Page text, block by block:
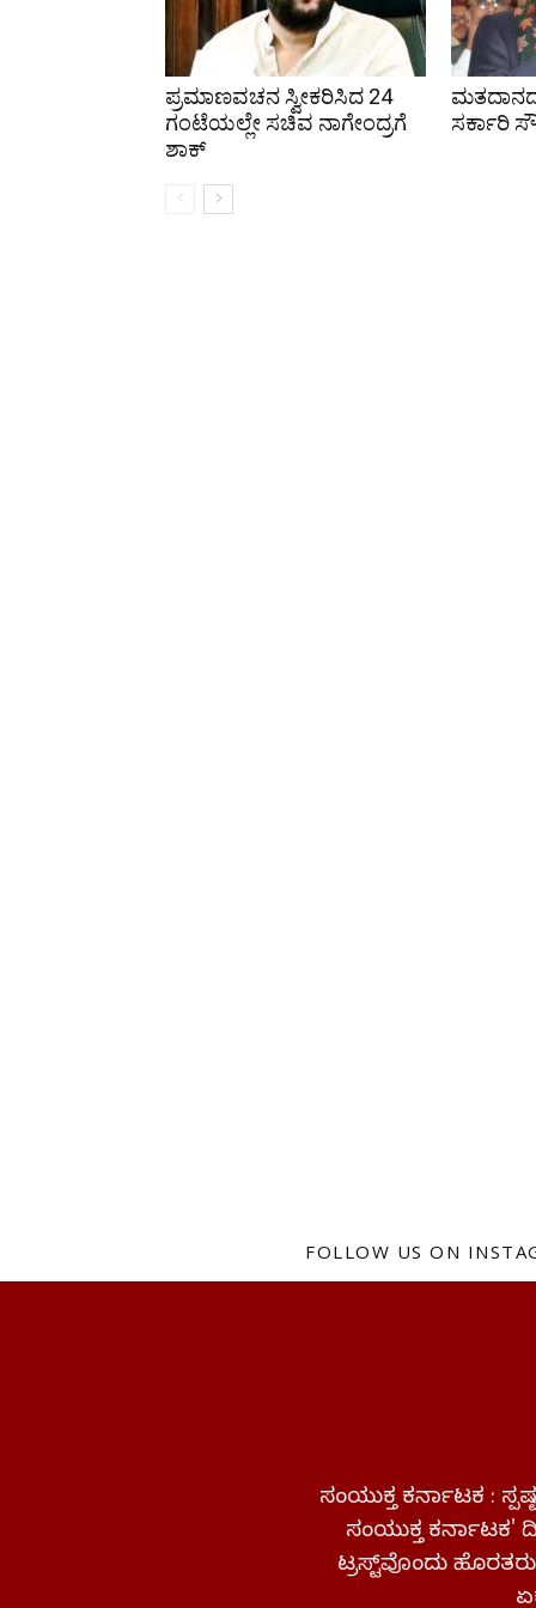
ಪ್ರಮಾಣವಚನ ಸ್ವೀಕರಿಸಿದ 24
ಗಂಟೆಯಲ್ಲೇ ಸಚಿವ ನಾಗೇಂದ್ರಗೆ
ಶಾಕ್
ಮತದಾನದ
ಸರ್ಕಾರಿ
FOLLOW US ON
ಸಂಯುಕ್ತ ಕರ್ನಾಟಕ :
ಸಂಯುಕ್ತ ಕರ್ನಾಟಕ'
ಟ್ರಸ್ಟ್‌ವೊಂದು